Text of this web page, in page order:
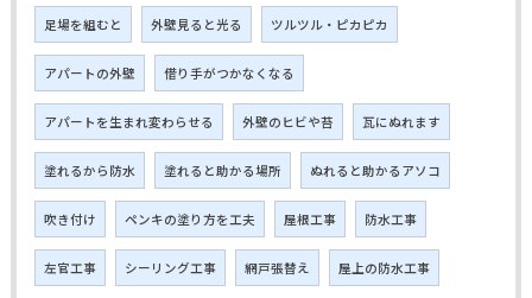
足場を組むと 外壁見ると光る ツルツル・ピカピカ
アパートの外壁 借り手がつかなくなる
アパートを生まれ変わらせる 外壁のヒビや苔 瓦にぬれます
塗れるから防水 塗れると助かる場所 ぬれると助かるアソコ
吹き付け ペンキの塗り方を工夫 屋根工事 防水工事
左官工事 シーリング工事 網戸張替え 屋上の防水工事